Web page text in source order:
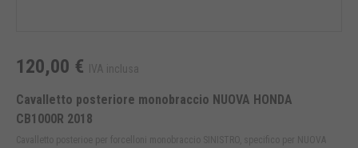
120,00 € IVA inclusa
Cavalletto posteriore monobraccio NUOVA HONDA
CB1000R 2018
Cavalletto posterioe per forcelloni monobraccio SINISTRO, specifico per NUOVA